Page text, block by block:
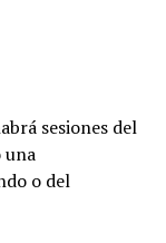
sesiones del
una
o del